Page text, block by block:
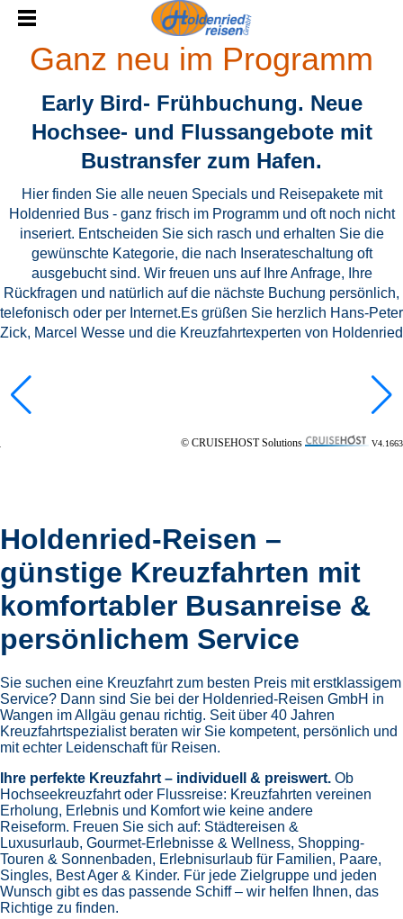
Ganz neu im Programm
Early Bird- Frühbuchung. Neue
Hochsee- und Flussangebote mit
Bustransfer zum Hafen.
Hier finden Sie alle neuen Specials und Reisepakete mit
Holdenried Bus - ganz frisch im Programm und oft noch nicht
inseriert. Entscheiden Sie sich rasch und erhalten Sie die
gewünschte Kategorie, die nach Inserateschaltung oft
ausgebucht sind. Wir freuen uns auf Ihre Anfrage, Ihre
Rückfragen und natürlich auf die nächste Buchung persönlich,
telefonisch oder per Internet.Es grüßen Sie herzlich Hans-Peter
Zick, Marcel Wesse und die Kreuzfahrtexperten von Holdenried
© CRUISEHOST Solutions V4.1663
Holdenried-Reisen –
günstige Kreuzfahrten mit
komfortabler Busanreise &
persönlichem Service
Sie suchen eine Kreuzfahrt zum besten Preis mit erstklassigem
Service? Dann sind Sie bei der Holdenried-Reisen GmbH in
Wangen im Allgäu genau richtig. Seit über 40 Jahren
Kreuzfahrtspezialist beraten wir Sie kompetent, persönlich und
mit echter Leidenschaft für Reisen.
Ihre perfekte Kreuzfahrt – individuell & preiswert. Ob
Hochseekreuzfahrt oder Flussreise: Kreuzfahrten vereinen
Erholung, Erlebnis und Komfort wie keine andere
Reiseform. Freuen Sie sich auf: Städtereisen &
Luxusurlaub, Gourmet-Erlebnisse & Wellness, Shopping-
Touren & Sonnenbaden, Erlebnisurlaub für Familien, Paare,
Singles, Best Ager & Kinder. Für jede Zielgruppe und jeden
Wunsch gibt es das passende Schiff – wir helfen Ihnen, das
Richtige zu finden.